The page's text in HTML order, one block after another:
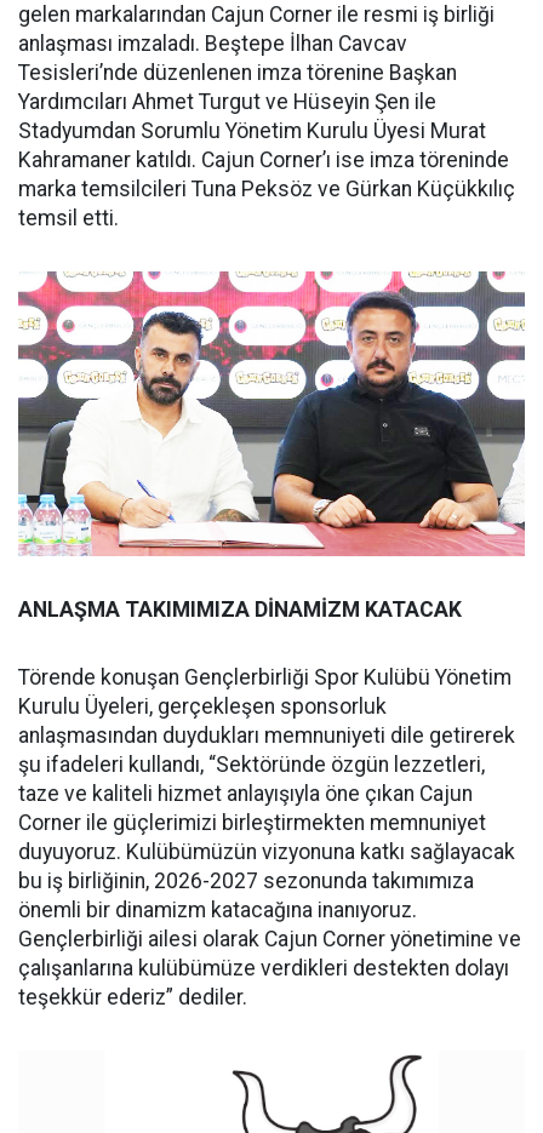
gelen markalarından Cajun Corner ile resmi iş birliği
anlaşması imzaladı. Beştepe İlhan Cavcav
Tesisleri’nde düzenlenen imza törenine Başkan
Yardımcıları Ahmet Turgut ve Hüseyin Şen ile
Stadyumdan Sorumlu Yönetim Kurulu Üyesi Murat
Kahramaner katıldı. Cajun Corner’ı ise imza töreninde
marka temsilcileri Tuna Peksöz ve Gürkan Küçükkılıç
temsil etti.
ANLAŞMA TAKIMIMIZA DİNAMİZM KATACAK
Törende konuşan Gençlerbirliği Spor Kulübü Yönetim
Kurulu Üyeleri, gerçekleşen sponsorluk
anlaşmasından duydukları memnuniyeti dile getirerek
şu ifadeleri kullandı, “Sektöründe özgün lezzetleri,
taze ve kaliteli hizmet anlayışıyla öne çıkan Cajun
Corner ile güçlerimizi birleştirmekten memnuniyet
duyuyoruz. Kulübümüzün vizyonuna katkı sağlayacak
bu iş birliğinin, 2026-2027 sezonunda takımımıza
önemli bir dinamizm katacağına inanıyoruz.
Gençlerbirliği ailesi olarak Cajun Corner yönetimine ve
çalışanlarına kulübümüze verdikleri destekten dolayı
teşekkür ederiz” dediler.